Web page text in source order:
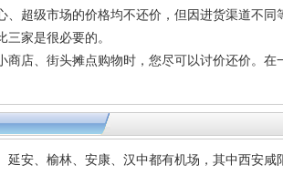
、超级市场的价格均不还价，但因进货渠道不
三家是很必要的。
商店、街头摊点购物时，您尽可以讨价还价。
延安、榆林、安康、汉中都有机场，其中西安